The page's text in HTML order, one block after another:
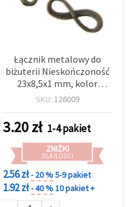
Łącznik metalowy do
biżuterii Nieskończoność
23x8,5x1 mm, kolor
antycznej miedzi – 10 szt.
SKU: 126009
3.20zł 1-4 pakiet
ZNIŻKI
DLA ILOŚCI
2.56 zł- 20 %5-9 pakiet
1.92 zł- 40 %10 pakiet +